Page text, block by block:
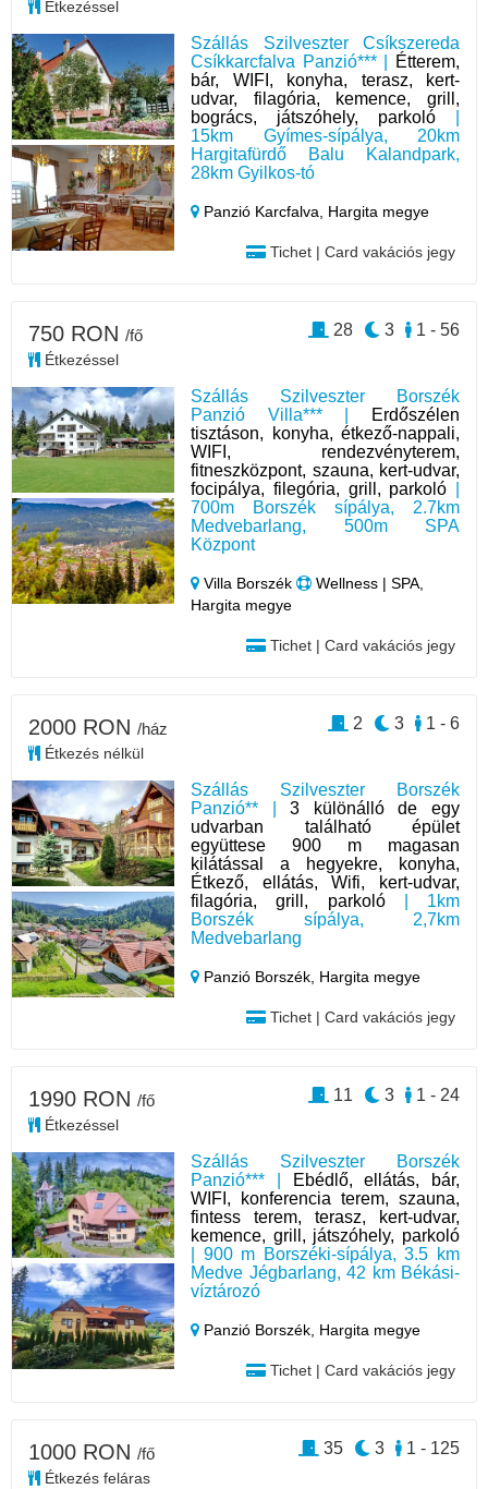
Szállás Szilveszter Csíkszereda
Csíkkarcfalva Panzió*** |
Étterem,
bár, WIFI, konyha, terasz, kert-
udvar, filagória, kemence, grill,
bogrács, játszóhely, parkoló
15km Gyímes-sípálya, 20km
Hargitafürdő Balu Kalandpark,
28km Gyilkos-tó
Panzió Karcfalva, Hargita megye
Tichet | Card vakációs jegy
Étkezéssel
Szállás Szilveszter Borszék
Panzió Villa*** |
Erdőszélen
tisztáson, konyha, étkező-nappali,
WIFI, rendezvényterem,
fitneszközpont, szauna, kert-udvar,
focipálya, filegória, grill, parkoló
700m Borszék sípálya, 2.7km
Medvebarlang, 500m SPA
Központ
Villa Borszék
Wellness | SPA,
Hargita megye
Tichet | Card vakációs jegy
750 RON /fő
Étkezéssel
1 - 56
3
28
Szállás Szilveszter Borszék
Panzió** |3 különálló de egy
udvarban található épület
együttese 900 m magasan
kilátással a hegyekre, konyha,
Étkező, ellátás, Wifi, kert-udvar,
filagória, grill, parkoló| 1km
Borszék sípálya, 2,7km
Medvebarlang
Panzió Borszék, Hargita megye
Tichet | Card vakációs jegy
2000 RON /ház
Étkezés nélkül
1 - 6
3
2
Szállás Szilveszter Borszék
Panzió*** |
Ebédlő, ellátás, bár,
WIFI, konferencia terem, szauna,
fintess terem, terasz, kert-udvar,
kemence, grill, játszóhely, parkoló
| 900 m Borszéki-sípálya, 3.5 km
Medve Jégbarlang, 42 km Békási-
víztározó
Panzió Borszék, Hargita megye
Tichet | Card vakációs jegy
1990 RON /fő
Étkezéssel
1 - 24
3
11
1000 RON /fő
Étkezés feláras
1 - 125
3
35